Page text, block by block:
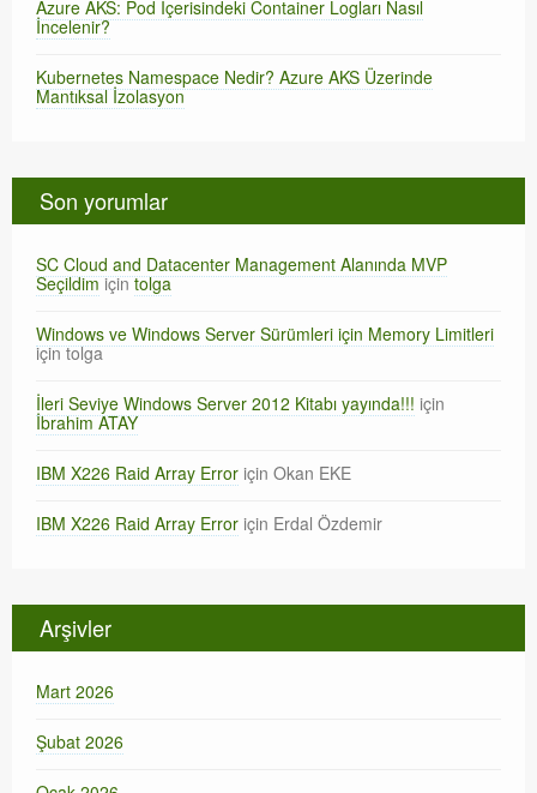
Azure AKS: Pod İçerisindeki Container Logları Nasıl
İncelenir?
Kubernetes Namespace Nedir? Azure AKS Üzerinde
Mantıksal İzolasyon
Son yorumlar
SC Cloud and Datacenter Management Alanında MVP
Seçildimiçintolga
Windows ve Windows Server Sürümleri için Memory Limitleri
içintolga
İleri Seviye Windows Server 2012 Kitabı yayında!!! için
İbrahim ATAY
IBM X226 Raid Array Error için Okan EKE
IBM X226 Raid Array Error için Erdal Özdemir
Arşivler
Mart 2026
Şubat 2026